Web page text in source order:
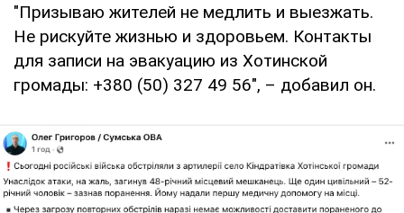
"Призываю жителей не медлить и выезжать.
Не рискуйте жизнью и здоровьем. Контакты
для записи на эвакуацию из Хотинской
громады: +380 (50) 327 49 56", – добавил он.